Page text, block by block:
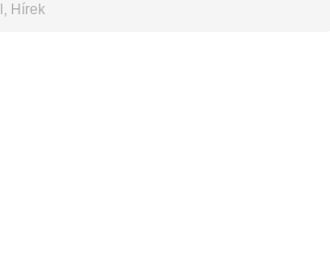
, Hírek